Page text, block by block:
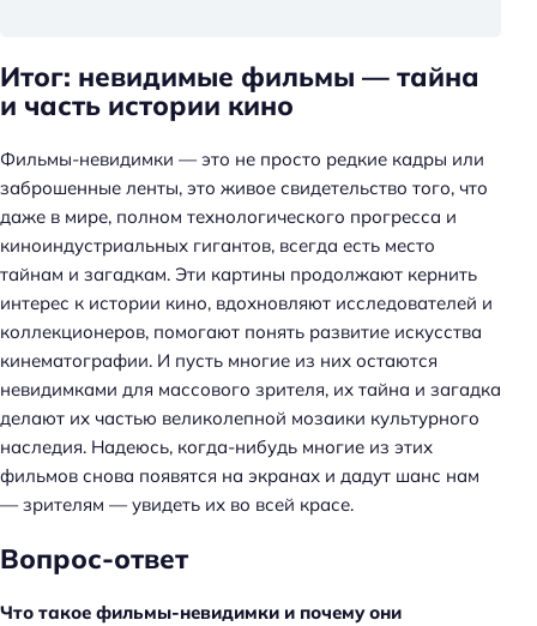
Итог: невидимые фильмы — тайна
и часть истории кино
Фильмы-невидимки — это не просто редкие кадры или
заброшенные ленты, это живое свидетельство того, что
даже в мире, полном технологического прогресса и
киноиндустриальных гигантов, всегда есть место
тайнам и загадкам. Эти картины продолжают кернить
интерес к истории кино, вдохновляют исследователей и
коллекционеров, помогают понять развитие искусства
кинематографии. И пусть многие из них остаются
невидимками для массового зрителя, их тайна и загадка
делают их частью великолепной мозаики культурного
наследия. Надеюсь, когда-нибудь многие из этих
фильмов снова появятся на экранах и дадут шанс нам
— зрителям — увидеть их во всей красе.
Вопрос-ответ
Что такое фильмы-невидимки и почему они